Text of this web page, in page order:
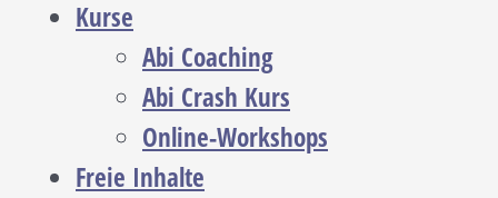
Kurse
Abi Coaching
Abi Crash Kurs
Online-Workshops
Freie Inhalte